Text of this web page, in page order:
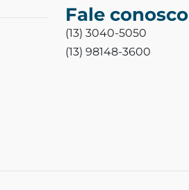
Fale conosco
(13) 3040-5050
(13) 98148-3600